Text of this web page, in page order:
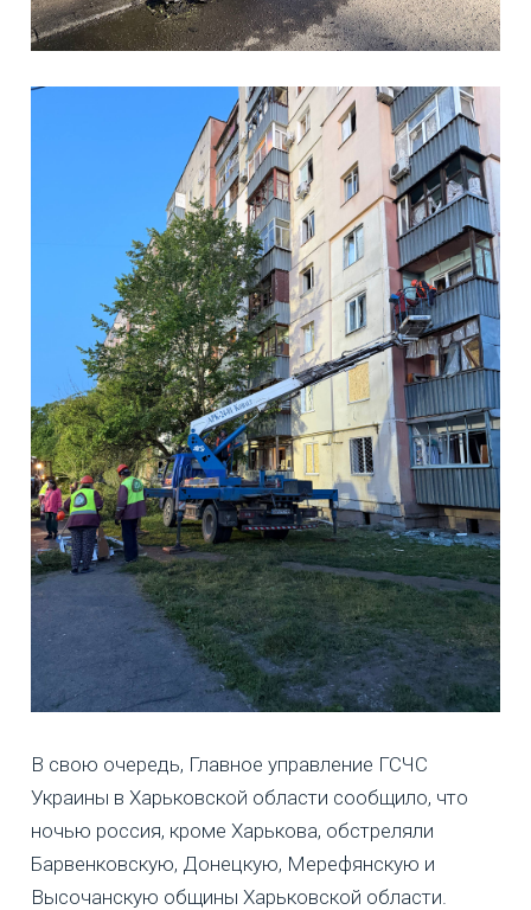
В свою очередь, Главное управление ГСЧС
Украины в Харьковской области сообщило, что
ночью россия, кроме Харькова, обстреляли
Барвенковскую, Донецкую, Мерефянскую и
Высочанскую общины Харьковской области.